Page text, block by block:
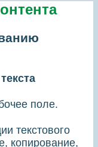
поле.
текстового
копирование,